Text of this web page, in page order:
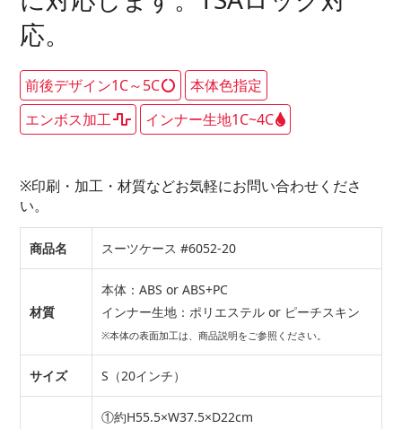
応。
前後デザイン1C～5C
本体色指定
エンボス加工
インナー生地1C~4C
※印刷・加工・材質などお気軽にお問い合わせくださ
い。
商品名 スーツケース #6052-20
材質
本体：ABS or ABS+PC
インナー生地：ポリエステル or ピーチスキン
※本体の表面加工は、商品説明をご参照ください。
サイズ S（20インチ）
①約H55.5×W37.5×D22cm